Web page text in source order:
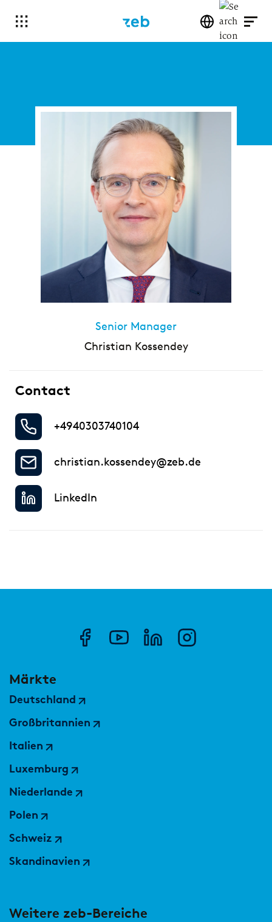
Senior Manager
Christian Kossendey
Contact
+4940303740104
christian.kossendey@zeb.de
LinkedIn
Märkte
Deutschland
Großbritannien
Italien
Luxemburg
Niederlande
Polen
Schweiz
Skandinavien
Weitere zeb-Bereiche